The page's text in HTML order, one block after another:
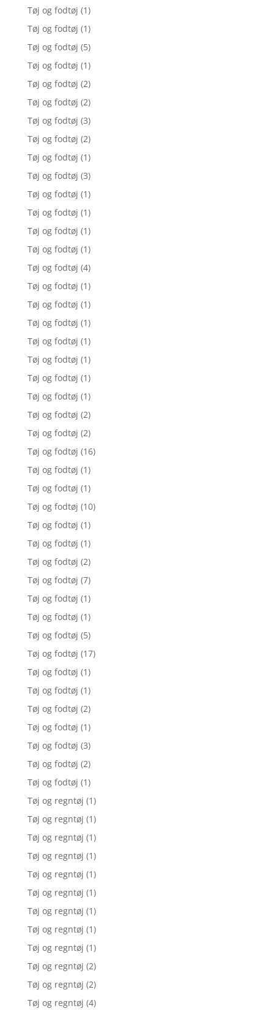
Tøj og fodtøj (1)
Tøj og fodtøj (1)
Tøj og fodtøj (5)
Tøj og fodtøj (1)
Tøj og fodtøj (2)
Tøj og fodtøj (2)
Tøj og fodtøj (3)
Tøj og fodtøj (2)
Tøj og fodtøj (1)
Tøj og fodtøj (3)
Tøj og fodtøj (1)
Tøj og fodtøj (1)
Tøj og fodtøj (1)
Tøj og fodtøj (1)
Tøj og fodtøj (4)
Tøj og fodtøj (1)
Tøj og fodtøj (1)
Tøj og fodtøj (1)
Tøj og fodtøj (1)
Tøj og fodtøj (1)
Tøj og fodtøj (1)
Tøj og fodtøj (1)
Tøj og fodtøj (2)
Tøj og fodtøj (2)
Tøj og fodtøj (16)
Tøj og fodtøj (1)
Tøj og fodtøj (1)
Tøj og fodtøj (10)
Tøj og fodtøj (1)
Tøj og fodtøj (1)
Tøj og fodtøj (2)
Tøj og fodtøj (7)
Tøj og fodtøj (1)
Tøj og fodtøj (1)
Tøj og fodtøj (5)
Tøj og fodtøj (17)
Tøj og fodtøj (1)
Tøj og fodtøj (1)
Tøj og fodtøj (2)
Tøj og fodtøj (1)
Tøj og fodtøj (3)
Tøj og fodtøj (2)
Tøj og fodtøj (1)
Tøj og regntøj (1)
Tøj og regntøj (1)
Tøj og regntøj (1)
Tøj og regntøj (1)
Tøj og regntøj (1)
Tøj og regntøj (1)
Tøj og regntøj (1)
Tøj og regntøj (1)
Tøj og regntøj (1)
Tøj og regntøj (2)
Tøj og regntøj (2)
Tøj og regntøj (4)